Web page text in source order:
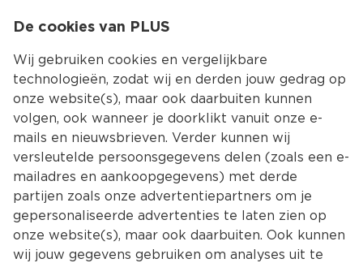
Kies jouw
Terug Producten
De cookies van PLUS
Wij gebruiken cookies en vergelijkbare
technologieën, zodat wij en derden jouw gedrag op
onze website(s), maar ook daarbuiten kunnen
volgen, ook wanneer je doorklikt vanuit onze e-
mails en nieuwsbrieven. Verder kunnen wij
versleutelde persoonsgegevens delen (zoals een e-
mailadres en aankoopgegevens) met derde
partijen zoals onze advertentiepartners om je
gepersonaliseerde advertenties te laten zien op
onze website(s), maar ook daarbuiten. Ook kunnen
wij jouw gegevens gebruiken om analyses uit te